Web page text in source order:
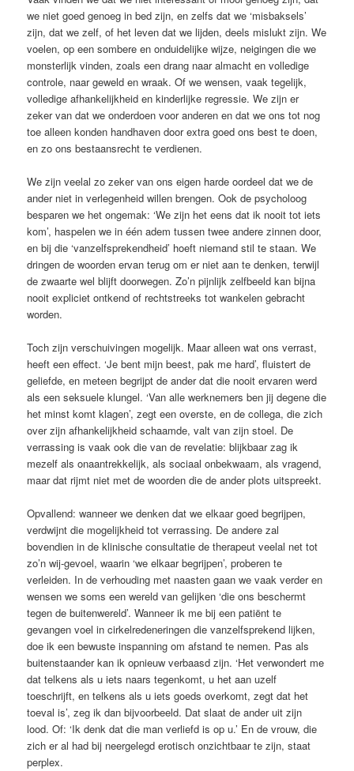
we niet goed genoeg in bed zijn, en zelfs dat we ‘misbaksels’
zijn, dat we zelf, of het leven dat we lijden, deels mislukt zijn. We
voelen, op een sombere en onduidelijke wijze, neigingen die we
monsterlijk vinden, zoals een drang naar almacht en volledige
controle, naar geweld en wraak. Of we wensen, vaak tegelijk,
volledige afhankelijkheid en kinderlijke regressie. We zijn er
zeker van dat we onderdoen voor anderen en dat we ons tot nog
toe alleen konden handhaven door extra goed ons best te doen,
en zo ons bestaansrecht te verdienen.
We zijn veelal zo zeker van ons eigen harde oordeel dat we de
ander niet in verlegenheid willen brengen. Ook de psycholoog
besparen we het ongemak: ‘We zijn het eens dat ik nooit tot iets
kom’, haspelen we in één adem tussen twee andere zinnen door,
en bij die ‘vanzelfsprekendheid’ hoeft niemand stil te staan. We
dringen de woorden ervan terug om er niet aan te denken, terwijl
de zwaarte wel blijft doorwegen. Zo’n pijnlijk zelfbeeld kan bijna
nooit expliciet ontkend of rechtstreeks tot wankelen gebracht
worden.
Toch zijn verschuivingen mogelijk. Maar alleen wat ons verrast,
heeft een effect. ‘Je bent mijn beest, pak me hard’, fluistert de
geliefde, en meteen begrijpt de ander dat die nooit ervaren werd
als een seksuele klungel. ‘Van alle werknemers ben jij degene die
het minst komt klagen’, zegt een overste, en de collega, die zich
over zijn afhankelijkheid schaamde, valt van zijn stoel. De
verrassing is vaak ook die van de revelatie: blijkbaar zag ik
mezelf als onaantrekkelijk, als sociaal onbekwaam, als vragend,
maar dat rijmt niet met de woorden die de ander plots uitspreekt.
Opvallend: wanneer we denken dat we elkaar goed begrijpen,
verdwijnt die mogelijkheid tot verrassing. De andere zal
bovendien in de klinische consultatie de therapeut veelal net tot
zo’n wij-gevoel, waarin ‘we elkaar begrijpen’, proberen te
verleiden. In de verhouding met naasten gaan we vaak verder en
wensen we soms een wereld van gelijken ‘die ons beschermt
tegen de buitenwereld’. Wanneer ik me bij een patiënt te
gevangen voel in cirkelredeneringen die vanzelfsprekend lijken,
doe ik een bewuste inspanning om afstand te nemen. Pas als
buitenstaander kan ik opnieuw verbaasd zijn. ‘Het verwondert me
dat telkens als u iets naars tegenkomt, u het aan uzelf
toeschrijft, en telkens als u iets goeds overkomt, zegt dat het
toeval is’, zeg ik dan bijvoorbeeld. Dat slaat de ander uit zijn
lood. Of: ‘Ik denk dat die man verliefd is op u.’ En de vrouw, die
zich er al had bij neergelegd erotisch onzichtbaar te zijn, staat
perplex.